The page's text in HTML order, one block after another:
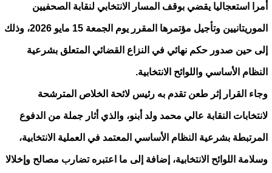
أمرا استعجاليا يقضي بوقف المسار الانتخابي لنقابة الصحفيين
الموريتانيين وتأجيل مؤتمرها المقرر يوم الجمعة 15 مايو 2026، وذلك
إلى حين صدور حكم نهائي في النزاع القضائي المتعلق بشرعية
النظام الأساسي واللوائح الانتخابية.
وجاء القرار إثر طعن تقدم به رئيس لائحة الخلاص المترشحة
لانتخابات النقابة عالي محمد ولد أبنو، والذي أثار جملة من الدفوع
المرتبطة بشرعية النظام الأساسي المعتمد في العملية الانتخابية،
وسلامة اللوائح الانتخابية، إضافة إلى ما اعتبره تضارب مصالح وإخلالا